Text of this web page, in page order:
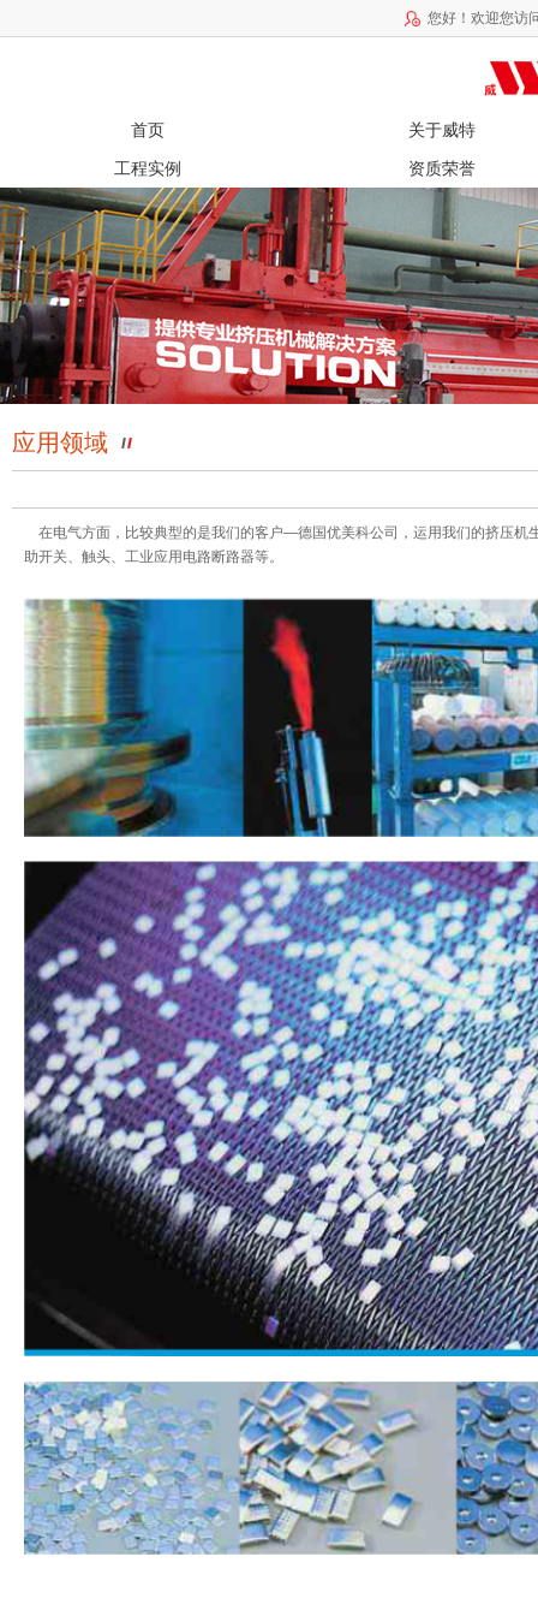
您好！欢迎您访
首页
关于威特
工程实例
资质荣誉
应用领域
在电气方面，比较典型的是我们的客户—德国优美科公司，运用我们的挤压机
助开关、触头、工业应用电路断路器等。